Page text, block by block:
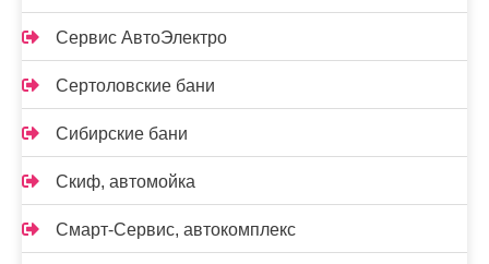
Сервис АвтоЭлектро
Сертоловские бани
Сибирские бани
Скиф, автомойка
Смарт-Сервис, автокомплекс